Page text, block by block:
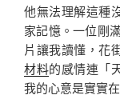
他無法理解這種
家記憶。一位剛
片讓我讀懂，花
材料的感情連「
我的心意是實實